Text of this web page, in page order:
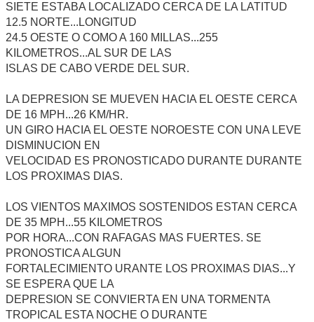
SIETE ESTABA LOCALIZADO CERCA DE LA LATITUD
12.5 NORTE...LONGITUD
24.5 OESTE O COMO A 160 MILLAS...255
KILOMETROS...AL SUR DE LAS
ISLAS DE CABO VERDE DEL SUR.
LA DEPRESION SE MUEVEN HACIA EL OESTE CERCA
DE 16 MPH...26 KM/HR.
UN GIRO HACIA EL OESTE NOROESTE CON UNA LEVE
DISMINUCION EN
VELOCIDAD ES PRONOSTICADO DURANTE DURANTE
LOS PROXIMAS DIAS.
LOS VIENTOS MAXIMOS SOSTENIDOS ESTAN CERCA
DE 35 MPH...55 KILOMETROS
POR HORA...CON RAFAGAS MAS FUERTES. SE
PRONOSTICA ALGUN
FORTALECIMIENTO URANTE LOS PROXIMAS DIAS...Y
SE ESPERA QUE LA
DEPRESION SE CONVIERTA EN UNA TORMENTA
TROPICAL ESTA NOCHE O DURANTE